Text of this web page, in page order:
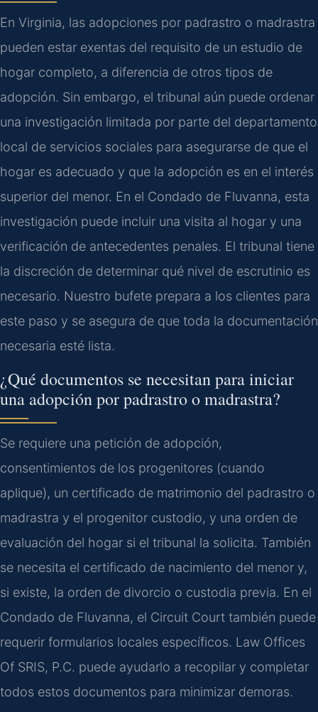
En Virginia, las adopciones por padrastro o madrastra
pueden estar exentas del requisito de un estudio de
hogar completo, a diferencia de otros tipos de
adopción. Sin embargo, el tribunal aún puede ordenar
una investigación limitada por parte del departamento
local de servicios sociales para asegurarse de que el
hogar es adecuado y que la adopción es en el interés
superior del menor. En el Condado de Fluvanna, esta
investigación puede incluir una visita al hogar y una
verificación de antecedentes penales. El tribunal tiene
la discreción de determinar qué nivel de escrutinio es
necesario. Nuestro bufete prepara a los clientes para
este paso y se asegura de que toda la documentación
necesaria esté lista.
¿Qué documentos se necesitan para iniciar
una adopción por padrastro o madrastra?
Se requiere una petición de adopción,
consentimientos de los progenitores (cuando
aplique), un certificado de matrimonio del padrastro o
madrastra y el progenitor custodio, y una orden de
evaluación del hogar si el tribunal la solicita. También
se necesita el certificado de nacimiento del menor y,
si existe, la orden de divorcio o custodia previa. En el
Condado de Fluvanna, el Circuit Court también puede
requerir formularios locales específicos. Law Offices
Of SRIS, P.C. puede ayudarlo a recopilar y completar
todos estos documentos para minimizar demoras.